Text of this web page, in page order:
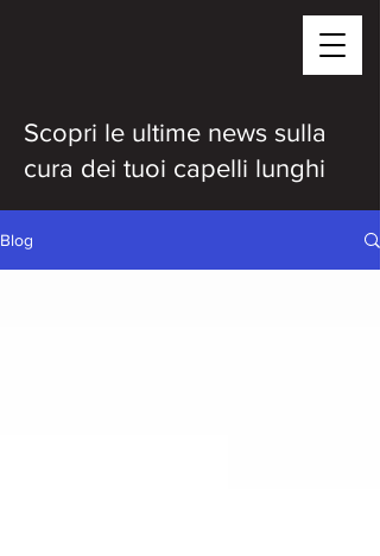
Scopri le ultime news sulla
cura dei tuoi capelli lunghi
Blog